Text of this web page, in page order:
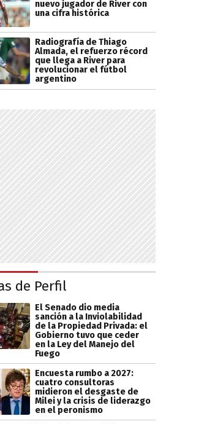
nuevo jugador de River con
una cifra histórica
Radiografía de Thiago
Almada, el refuerzo récord
que llega a River para
revolucionar el fútbol
argentino
de Perfil
El Senado dio media
sanción a la Inviolabilidad
de la Propiedad Privada: el
Gobierno tuvo que ceder
en la Ley del Manejo del
Fuego
Encuesta rumbo a 2027:
cuatro consultoras
midieron el desgaste de
Milei y la crisis de liderazgo
en el peronismo